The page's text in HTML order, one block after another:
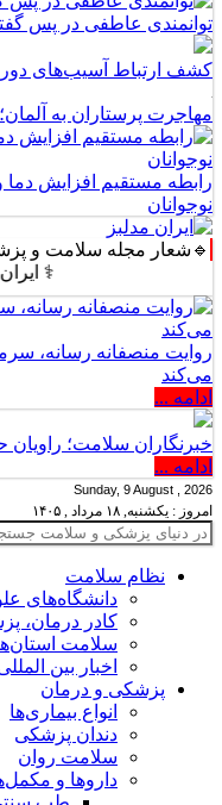
توانمندی عاطفی در پس
کشف ارتباط آسیب‌های
مهاجرت پرستاران به
رابطه مستقیم افزایش دما
نوجوانان
🔹شعار مجله سلامت و
⚕️ ایران
روایت منصفانه رسانه،
می‌کند
ادامه ...
خبرنگاران سلامت؛
ادامه ...
Sunday, 9 August , 2026
امروز : یکشنبه, ۱۸ مرداد , ۱۴۰۵
نظام سلامت
دانشگاه‌های
کادر درمان،
سلامت
اخبار بین
پزشکی و درمان
انواع بیماری‌ها
دندان پزشکی
سلامت روان
داروها و